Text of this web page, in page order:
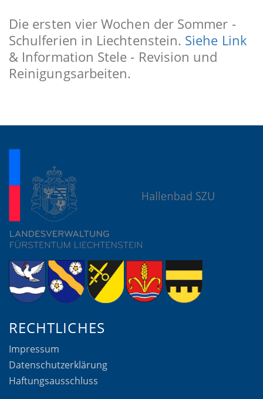
Die ersten vier Wochen der Sommer -
Schulferien in Liechtenstein. Siehe Link
& Information Stele - Revision und
Reinigungsarbeiten.
RECHTLICHES
Impressum
Datenschutzerklärung
Haftungsausschluss